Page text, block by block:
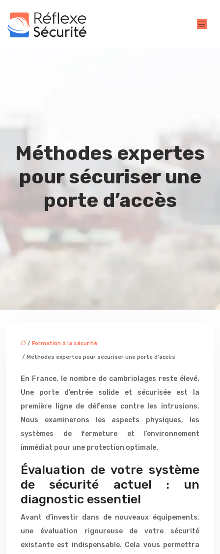
Méthodes expertes
pour sécuriser une
porte d’accès
/ Formation à la sécurité
/ Méthodes expertes pour sécuriser une porte d’accès
En France, le nombre de cambriolages reste élevé.
Une porte d’entrée solide et sécurisée est la
première ligne de défense contre les intrusions.
Nous examinerons les aspects physiques, les
systèmes de fermeture et l’environnement
immédiat pour une protection optimale.
Évaluation de votre système
de sécurité actuel : un
diagnostic essentiel
Avant d’investir dans de nouveaux équipements,
une évaluation rigoureuse de votre sécurité
existante est indispensable. Cela vous permettra